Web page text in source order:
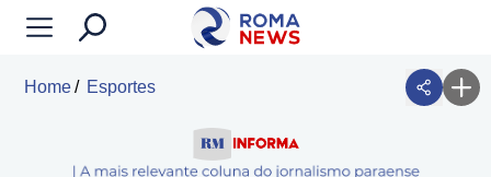
Home Esportes